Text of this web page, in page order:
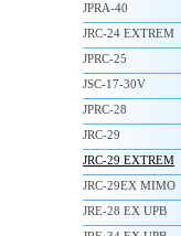
JPRA-40
JRC-24 EXTREM
JPRC-25
JSC-17-30V
JPRC-28
JRC-29
JRC-29 EXTREM
JRC-29EX MIMO
JRE-28 EX UPB